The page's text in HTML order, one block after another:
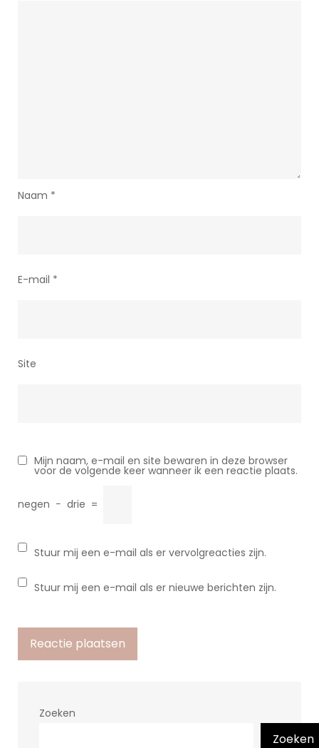
Naam *
E-mail *
Site
Mijn naam, e-mail en site bewaren in deze browser
voor de volgende keer wanneer ik een reactie plaats.
negen − drie =
Stuur mij een e-mail als er vervolgreacties zijn.
Stuur mij een e-mail als er nieuwe berichten zijn.
Zoeken
Zoeken